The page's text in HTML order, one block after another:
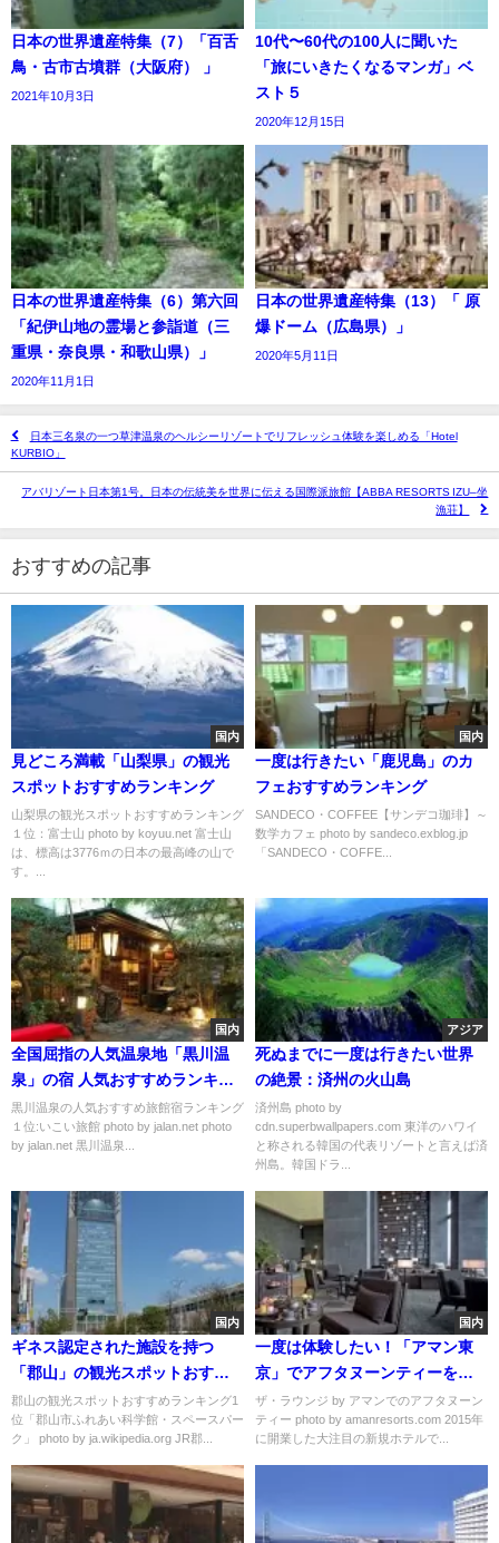
日本の世界遺産特集（7）「百舌
鳥・古市古墳群（大阪府） 」
2021年10月3日
10代〜60代の100人に聞いた
「旅にいきたくなるマンガ」ベ
スト５
2020年12月15日
日本の世界遺産特集（6）第六回
「紀伊山地の霊場と参詣道（三
重県・奈良県・和歌山県）」
2020年11月1日
日本の世界遺産特集（13）「 原
爆ドーム（広島県）」
2020年5月11日
日本三名泉の一つ草津温泉のヘルシーリゾートでリフレッシュ体験を楽しめる「Hotel
KURBIO」
アバリゾート日本第1号。日本の伝統美を世界に伝える国際派旅館【ABBA RESORTS IZU–坐
漁荘】
おすすめの記事
国内
見どころ満載「山梨県」の観光
スポットおすすめランキング
山梨県の観光スポットおすすめランキング
１位：富士山 photo by koyuu.net 富士山
は、標高は3776ｍの日本の最高峰の山で
す。...
国内
一度は行きたい「鹿児島」のカ
フェおすすめランキング
SANDECO・COFFEE【サンデコ珈琲】～
数学カフェ photo by sandeco.exblog.jp
「SANDECO・COFFE...
国内
全国屈指の人気温泉地「黒川温
泉」の宿 人気おすすめランキン
グ
黒川温泉の人気おすすめ旅館宿ランキング
１位:いこい旅館 photo by jalan.net photo
by jalan.net 黒川温泉...
アジア
死ぬまでに一度は行きたい世界
の絶景：済州の火山島
済州島 photo by
cdn.superbwallpapers.com 東洋のハワイ
と称される韓国の代表リゾートと言えば済
州島。韓国ドラ...
国内
ギネス認定された施設を持つ
「郡山」の観光スポットおすす
めランキング
郡山の観光スポットおすすめランキング1
位「郡山市ふれあい科学館・スペースパー
ク」 photo by ja.wikipedia.org JR郡...
国内
一度は体験したい！「アマン東
京」でアフタヌーンティーを楽
しもう
ザ・ラウンジ by アマンでのアフタヌーン
ティー photo by amanresorts.com 2015年
に開業した大注目の新規ホテルで...